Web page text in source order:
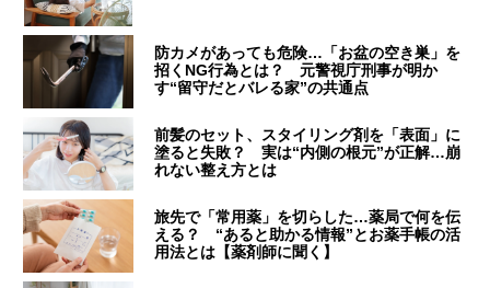
防カメがあっても危険…「お盆の空き巣」を
招くNG行為とは？ 元警視庁刑事が明か
す“留守だとバレる家”の共通点
前髪のセット、スタイリング剤を「表面」に
塗ると失敗？ 実は“内側の根元”が正解…崩
れない整え方とは
旅先で「常用薬」を切らした…薬局で何を伝
える？ “あると助かる情報”とお薬手帳の活
用法とは【薬剤師に聞く】